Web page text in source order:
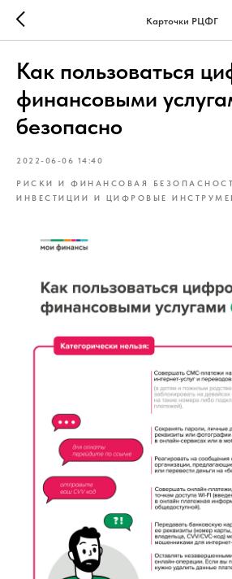
Карточки РЦФГ
Как пользоваться
финансовыми
безопасно
2022-06-06 14:40
РИСКИ И ФИНАНСОВАЯ
ИНВЕСТИЦИИ И ЦИФРОВЫЕ